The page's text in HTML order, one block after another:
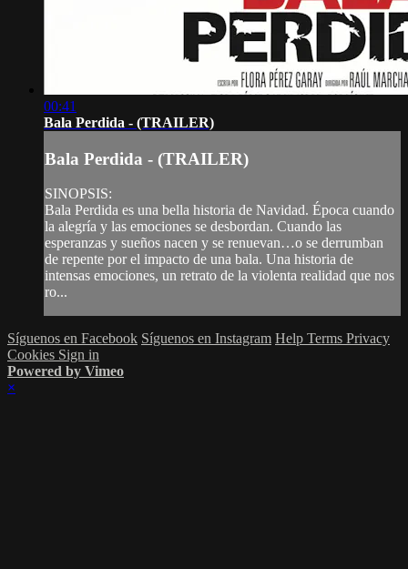
00:41
Bala Perdida - (TRAILER)
Bala Perdida - (TRAILER)
SINOPSIS:
Bala Perdida es una bella historia de Navidad. Época cuando
la alegría y las emociones se desbordan. Cuando las
esperanzas y sueños nacen y se renuevan…o se derrumban
de repente por el impacto de una bala. Una historia de
intensas emociones, un retrato de la violenta realidad que nos
ro...
Síguenos en Facebook Síguenos en Instagram Help Terms Privacy
Cookies Sign in
Powered by Vimeo
×